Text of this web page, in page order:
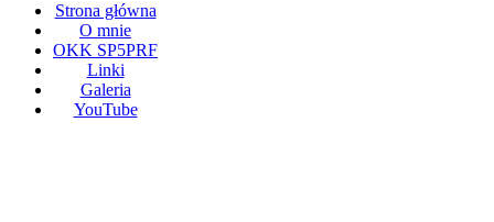
Strona główna
O mnie
OKK SP5PRF
Linki
Galeria
YouTube